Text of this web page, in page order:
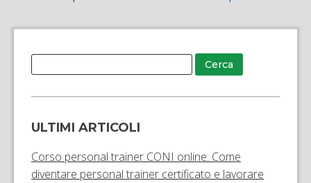
ULTIMI ARTICOLI
Corso personal trainer CONI online: Come
diventare personal trainer certificato e lavorare